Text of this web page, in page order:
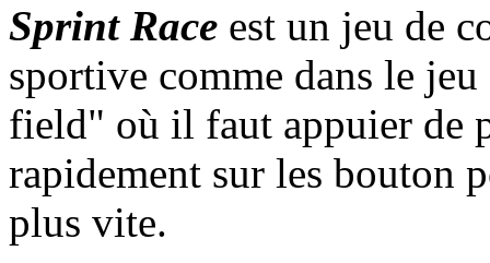
Sprint Race est un jeu de
sportive comme dans le
field" où il faut appuier de
rapidement sur les bouton
plus vite.